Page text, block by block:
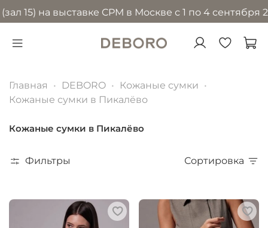
выставке CPM в Москве с 1 по 4 сентября 2026
Главная DEBORO
Кожаные сумки
Кожаные сумки в Пикалёво
Кожаные сумки в Пикалёво
Фильтры Сортировка